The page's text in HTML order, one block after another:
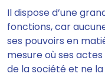
Il dispose d’une
fonctions, car
ses pouvoirs en
mesure où ses
de la société et ne